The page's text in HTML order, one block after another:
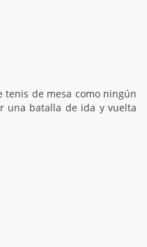
de mesa como ningún
una batalla de ida y vuelta